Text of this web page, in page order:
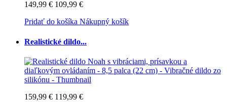
149,99 € 109,99 €
Pridať do košíka Nákupný košík
Realistické dildo...
159,99 € 119,99 €